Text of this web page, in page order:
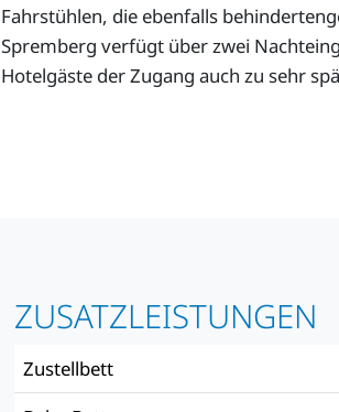
Fahrstühlen, die ebenfalls
Spremberg verfügt über zwei
Hotelgäste der Zugang auch zu sehr
ZUSATZLEISTUNGEN
Zustellbett